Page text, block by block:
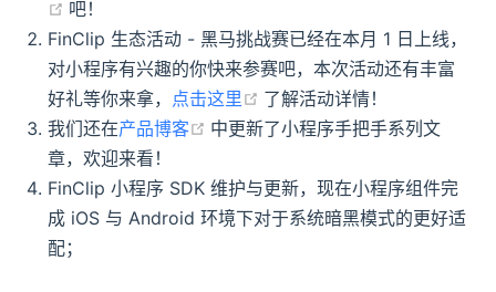
(opens new window)
吧！
FinClip 生态活动 - 黑马挑战赛已经在本月 1 日上线，
对小程序有兴趣的你快来参赛吧，本次活动还有丰富
好礼等你来拿， 点击这里 (opens new window)
了解活动详情！
我们还在产品博客 (opens new window)
中更新了小程序手把手系列文
章，欢迎来看！
FinClip 小程序 SDK 维护与更新，现在小程序组件完
成 iOS 与 Android 环境下对于系统暗黑模式的更好适
配；